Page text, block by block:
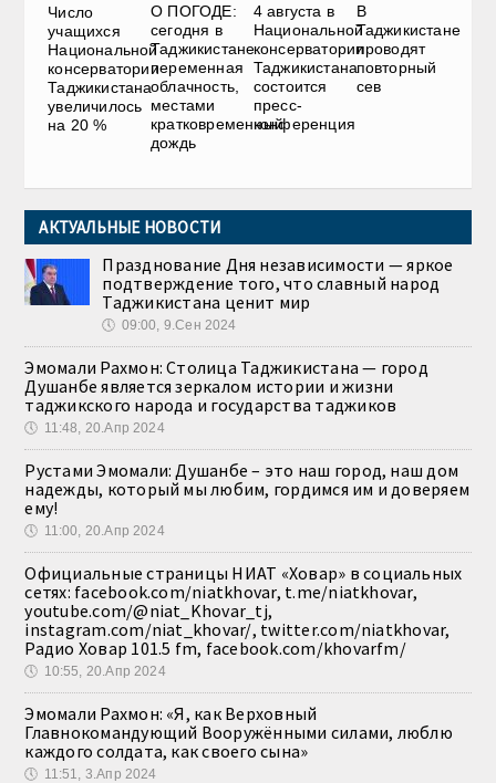
Число
учащихся
Национальной
консерватории
Таджикистана
увеличилось
на 20 %
О ПОГОДЕ:
сегодня в
Таджикистане
переменная
облачность,
местами
кратковременный
дождь
4 августа в
Национальной
консерватории
Таджикистана
состоится
пресс-
конференция
В
Таджикистане
проводят
повторный
сев
АКТУАЛЬНЫЕ НОВОСТИ
Празднование Дня независимости — яркое
подтверждение того, что славный народ
Таджикистана ценит мир
🕔 09:00, 9.Сен 2024
Эмомали Рахмон: Столица Таджикистана — город
Душанбе является зеркалом истории и жизни
таджикского народа и государства таджиков
🕔 11:48, 20.Апр 2024
Рустами Эмомали: Душанбе – это наш город, наш дом
надежды, который мы любим, гордимся им и доверяем
ему!
🕔 11:00, 20.Апр 2024
Официальные страницы НИАТ «Ховар» в социальных
сетях: facebook.com/niatkhovar, t.me/niatkhovar,
youtube.com/@niat_Khovar_tj,
instagram.com/niat_khovar/, twitter.com/niatkhovar,
Радио Ховар 101.5 fm, facebook.com/khovarfm/
🕔 10:55, 20.Апр 2024
Эмомали Рахмон: «Я, как Верховный
Главнокомандующий Вооружёнными силами, люблю
каждого солдата, как своего сына»
🕔 11:51, 3.Апр 2024